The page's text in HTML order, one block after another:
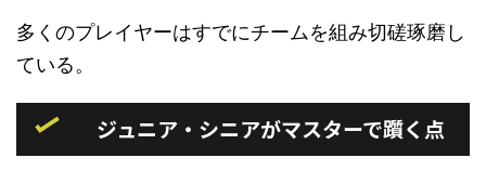
多くのプレイヤーはすでにチームを組み切磋琢磨し
ている。
ジュニア・シニアがマスターで躓く点